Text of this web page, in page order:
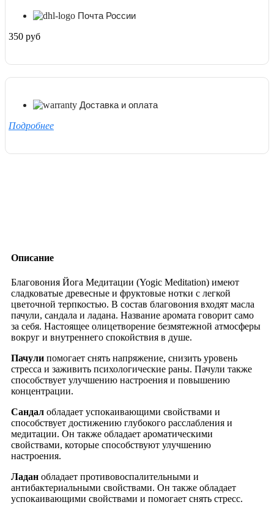
Почта России
350 руб
Доставка и оплата
Подробнее
Описание
Благовония Йога Медитации (Yogic Meditation) имеют
сладковатые древесные и фруктовые нотки с легкой
цветочной терпкостью. В состав благовония входят масла
пачули, сандала и ладана. Название аромата говорит само
за себя. Настоящее олицетворение безмятежной атмосферы
вокруг и внутреннего спокойствия в душе.
Пачули помогает снять напряжение, снизить уровень
стресса и заживить психологические раны. Пачули также
способствует улучшению настроения и повышению
концентрации.
Сандал обладает успокаивающими свойствами и
способствует достижению глубокого расслабления и
медитации. Он также обладает ароматическими
свойствами, которые способствуют улучшению
настроения.
Ладан обладает противовоспалительными и
антибактериальными свойствами. Он также обладает
успокаивающими свойствами и помогает снять стресс.